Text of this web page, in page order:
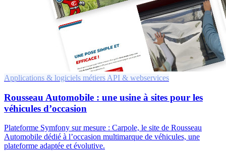
Applications & logiciels métiers API & webservices
Rousseau Automobile : une usine à sites pour les
véhicules d’occasion
Plateforme Symfony sur mesure : Carpole, le site de Rousseau
Automobile dédié à l’occasion multimarque de véhicules, une
plateforme adaptée et évolutive.